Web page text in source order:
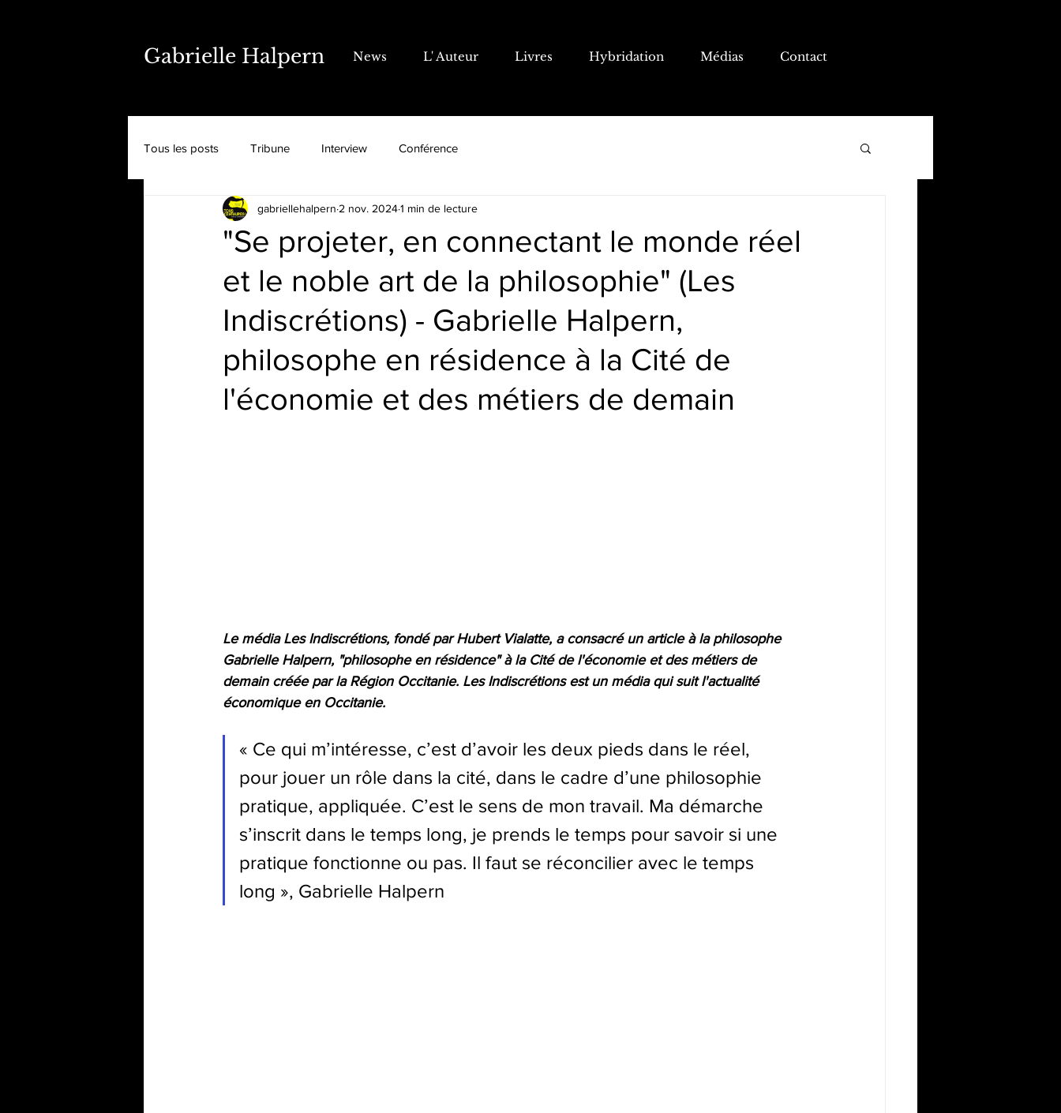
Gabrielle Halpern News L' Auteur Livres Hybridation Médias Contact
Tous les posts Tribune Interview Conférence
"Se projeter, en connectant le monde réel
et le noble art de la philosophie" (Les
Indiscrétions) - Gabrielle Halpern,
philosophe en résidence à la Cité de
l'économie et des métiers de demain
gabriellehalpern 2 nov. 20241 min de lecture
Le média Les Indiscrétions, fondé par Hubert Vialatte, a consacré un article à la philosophe
Gabrielle Halpern, "philosophe en résidence" à la Cité de l'économie et des métiers de
demain créée par la Région Occitanie. Les Indiscrétions est un média qui suit l'actualité
économique en Occitanie.
« Ce qui m’intéresse, c’est d’avoir les deux pieds dans le réel,
pour jouer un rôle dans la cité, dans le cadre d’une philosophie
pratique, appliquée. C’est le sens de mon travail. Ma démarche
s’inscrit dans le temps long, je prends le temps pour savoir si une
pratique fonctionne ou pas. Il faut se réconcilier avec le temps
long », Gabrielle Halpern